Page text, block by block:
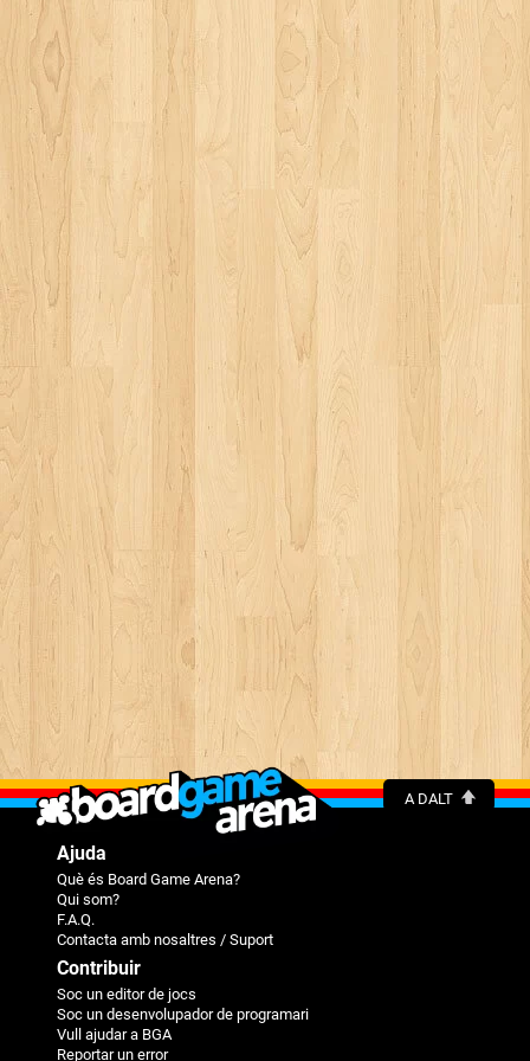
A DALT
Ajuda
Què és Board Game Arena?
Qui som?
F.A.Q.
Contacta amb nosaltres / Suport
Contribuir
Soc un editor de jocs
Soc un desenvolupador de programari
Vull ajudar a BGA
Reportar un error